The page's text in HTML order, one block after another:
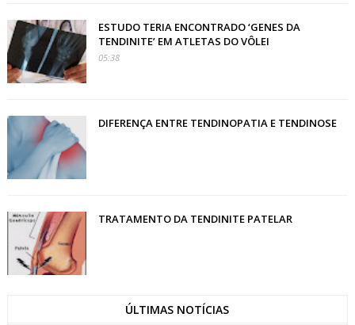
ESTUDO TERIA ENCONTRADO ‘GENES DA
TENDINITE’ EM ATLETAS DO VÔLEI
05:38
DIFERENÇA ENTRE TENDINOPATIA E TENDINOSE
TRATAMENTO DA TENDINITE PATELAR
ÚLTIMAS NOTÍCIAS